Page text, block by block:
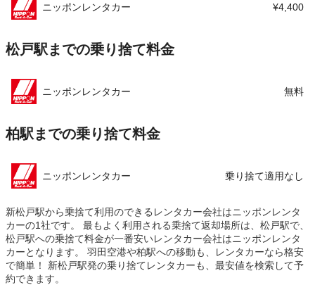
ニッポンレンタカー ¥4,400
松戸駅までの乗り捨て料金
ニッポンレンタカー 無料
柏駅までの乗り捨て料金
ニッポンレンタカー 乗り捨て適用なし
新松戸駅から乗捨て利用のできるレンタカー会社はニッポンレンタ
カーの1社です。 最もよく利用される乗捨て返却場所は、松戸駅で、
松戸駅への乗捨て料金が一番安いレンタカー会社はニッポンレンタ
カーとなります。 羽田空港や柏駅への移動も、レンタカーなら格安
で簡単！ 新松戸駅発の乗り捨てレンタカーも、最安値を検索して予
約できます。